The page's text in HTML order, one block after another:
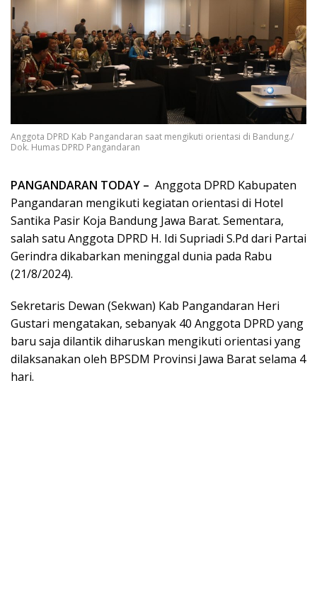
Anggota DPRD Kab Pangandaran saat mengikuti orientasi di Bandung./
Dok. Humas DPRD Pangandaran
PANGANDARAN TODAY – Anggota DPRD Kabupaten
Pangandaran mengikuti kegiatan orientasi di Hotel
Santika Pasir Koja Bandung Jawa Barat. Sementara,
salah satu Anggota DPRD H. Idi Supriadi S.Pd dari Partai
Gerindra dikabarkan meninggal dunia pada Rabu
(21/8/2024).
Sekretaris Dewan (Sekwan) Kab Pangandaran Heri
Gustari mengatakan, sebanyak 40 Anggota DPRD yang
baru saja dilantik diharuskan mengikuti orientasi yang
dilaksanakan oleh BPSDM Provinsi Jawa Barat selama 4
hari.